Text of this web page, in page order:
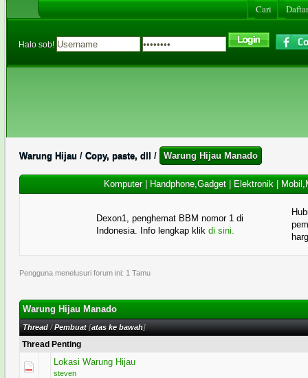
Cari
Halo sob!
Warung Hijau / Copy, paste, dll / Warung Hijau Manado
Komputer| Handphone,Gadget| Elektronik|
Dexon1, penghemat BBM nomor 1 di
Indonesia. Info lengkap klik di sini.
Pengguna menelusuri forum ini: 1 Tamu
Warung Hijau Manado
Thread/Pembuat [atas ke bawah]
Thread Penting
Lokasi Warung Hijau
steven
1 Voting - 5 dari 5 secara Rata-rata